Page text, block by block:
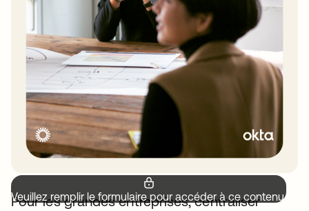
Veuillez remplir le formulaire pour accéder à ce contenu.
Pour les grandes entreprises, centraliser